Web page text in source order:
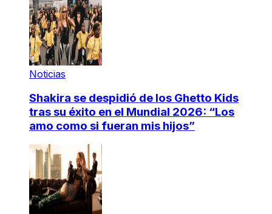
Noticias
Shakira se despidió de los Ghetto Kids
tras su éxito en el Mundial 2026: “Los
amo como si fueran mis hijos”